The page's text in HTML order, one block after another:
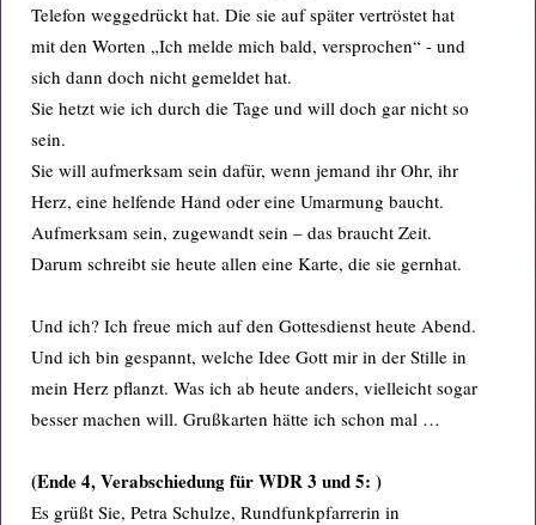
Telefon weggedrückt hat. Die sie auf später vertröstet hat
mit den Worten „Ich melde mich bald, versprochen“ - und
sich dann doch nicht gemeldet hat.
Sie hetzt wie ich durch die Tage und will doch gar nicht so
sein.
Sie will aufmerksam sein dafür, wenn jemand ihr Ohr, ihr
Herz, eine helfende Hand oder eine Umarmung baucht.
Aufmerksam sein, zugewandt sein – das braucht Zeit.
Darum schreibt sie heute allen eine Karte, die sie gernhat.
Und ich? Ich freue mich auf den Gottesdienst heute Abend.
Und ich bin gespannt, welche Idee Gott mir in der Stille in
mein Herz pflanzt. Was ich ab heute anders, vielleicht sogar
besser machen will. Grußkarten hätte ich schon mal …
(Ende 4, Verabschiedung für WDR 3 und 5: )
Es grüßt Sie, Petra Schulze, Rundfunkpfarrerin in